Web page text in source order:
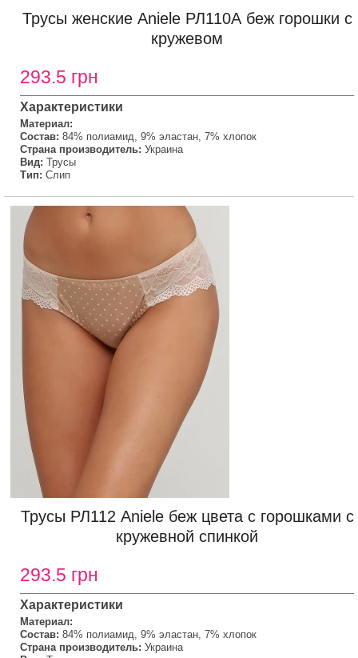
Трусы женские Aniele РЛ110А беж горошки с
кружевом
293.5 грн
Характеристики
Материал:
Состав: 84% полиамид, 9% эластан, 7% хлопок
Страна производитель: Украина
Вид: Трусы
Тип: Слип
Трусы РЛ112 Aniele беж цвета с горошками с
кружевной спинкой
293.5 грн
Характеристики
Материал:
Состав: 84% полиамид, 9% эластан, 7% хлопок
Страна производитель: Украина